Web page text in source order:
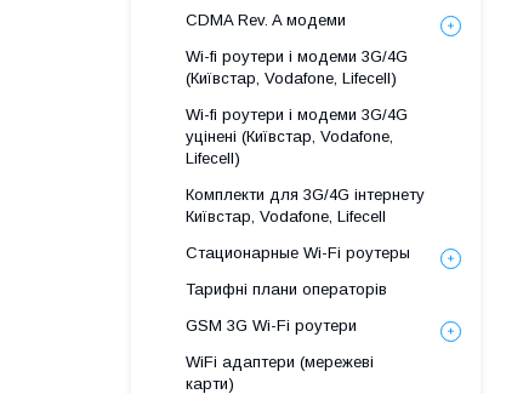
CDMA Rev. A модеми
Wi-fi роутери і модеми 3G/4G
(Київстар, Vodafone, Lifecell)
Wi-fi роутери і модеми 3G/4G
уцінені (Київстар, Vodafone,
Lifecell)
Комплекти для 3G/4G інтернету
Київстар, Vodafone, Lifecell
Стационарные Wi-Fi роутеры
Тарифні плани операторів
GSM 3G Wi-Fi роутери
WiFi адаптери (мережеві
карти)